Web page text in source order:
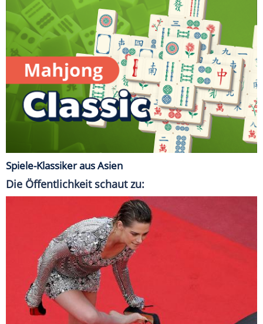
Spiele-Klassiker aus Asien
Die Öffentlichkeit schaut zu: